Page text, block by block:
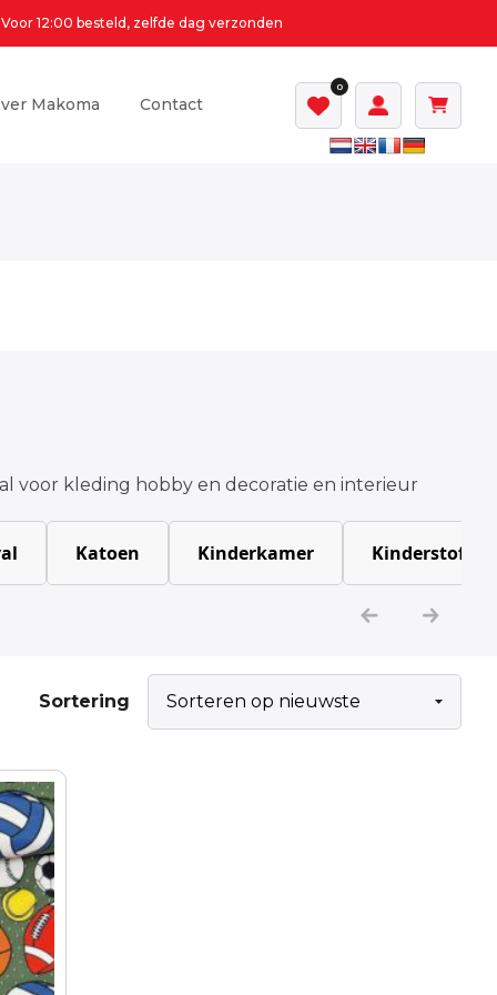
Voor 12:00 besteld, zelfde dag verzonden
Makoma Contact
0
voor kleding hobby en decoratie en interieur
Katoen Kinderkamer Kinderstoffen
Sortering